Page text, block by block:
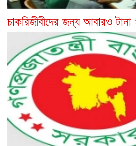
চাকরিজীবীদের জন্য আবারও টানা